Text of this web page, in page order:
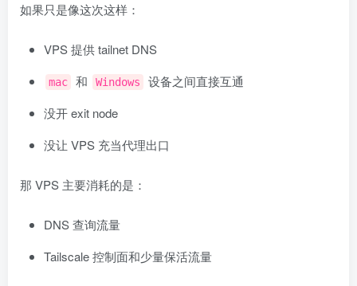
如果只是像这次这样：
VPS 提供 tailnet DNS
mac 和 Windows
设备之间直接互通
没开 exit node
没让 VPS 充当代理出口
那 VPS 主要消耗的是：
DNS 查询流量
Tailscale 控制面和少量保活流量